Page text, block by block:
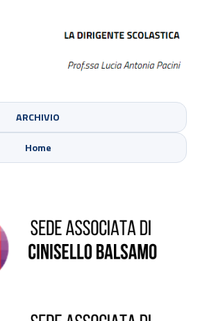
ARCHIVIO
Home
Cinisello Balsamo
San Giovanni